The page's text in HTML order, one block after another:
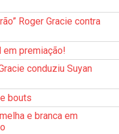
Roger Gracie contra
em premiação!
conduziu Suyan
bouts
e branca em